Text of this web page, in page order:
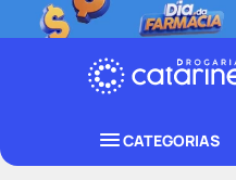
CATEGORIAS